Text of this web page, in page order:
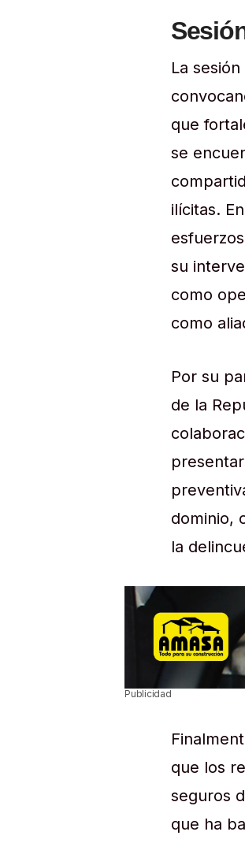
La
que
se
ilícitas.
su
como
como
Por su
de la
dominio,
la
Publicidad
que los
seguros
que ha